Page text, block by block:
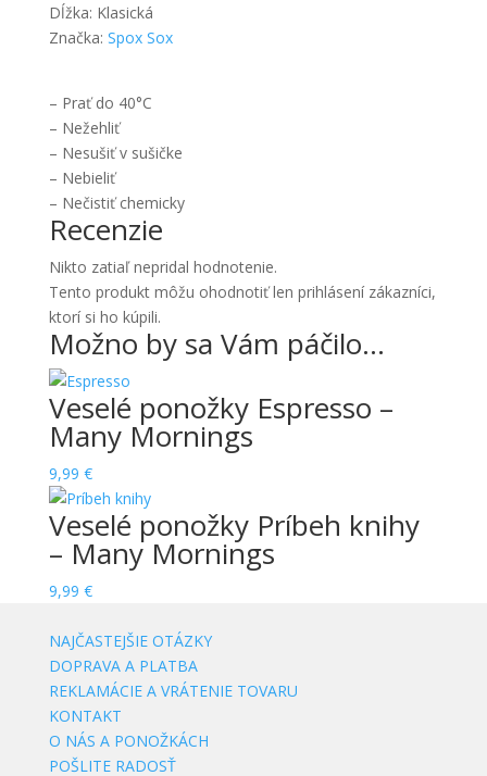
Dĺžka: Klasická
Značka: Spox Sox
– Prať do 40°C
– Nežehliť
– Nesušiť v sušičke
– Nebieliť
– Nečistiť chemicky
Recenzie
Nikto zatiaľ nepridal hodnotenie.
Tento produkt môžu ohodnotiť len prihlásení zákazníci,
ktorí si ho kúpili.
Možno by sa Vám páčilo…
Veselé ponožky Espresso –
Many Mornings
9,99 €
Veselé ponožky Príbeh knihy
– Many Mornings
9,99 €
NAJČASTEJŠIE OTÁZKY
DOPRAVA A PLATBA
REKLAMÁCIE A VRÁTENIE TOVARU
KONTAKT
O NÁS A PONOŽKÁCH
POŠLITE RADOSŤ